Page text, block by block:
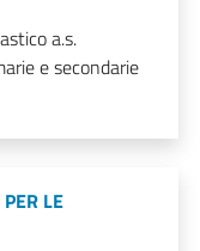
a.s.
e secondarie
LE